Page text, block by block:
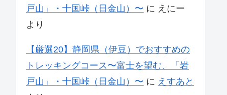
戸山」・十国峠（日金山）〜 に えにー
より
【厳選20】静岡県（伊豆）でおすすめの
トレッキングコース〜富士を望む、「岩
戸山」・十国峠（日金山）〜 に えすあと